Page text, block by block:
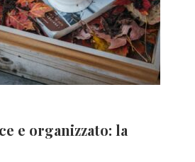
e organizzato: la